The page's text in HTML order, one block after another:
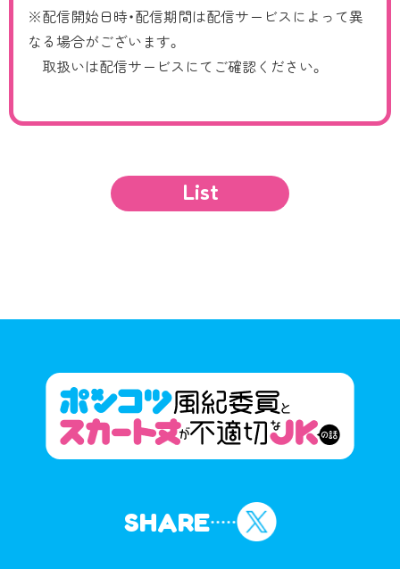
※配信開始日時・配信期間は配信サービスによって異
なる場合がございます。
取扱いは配信サービスにてご確認ください。
List
SHARE